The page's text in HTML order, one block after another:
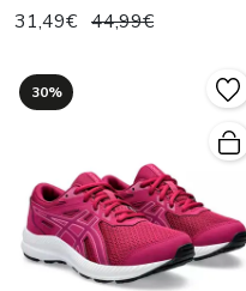
31,49€ 44,99€
30%